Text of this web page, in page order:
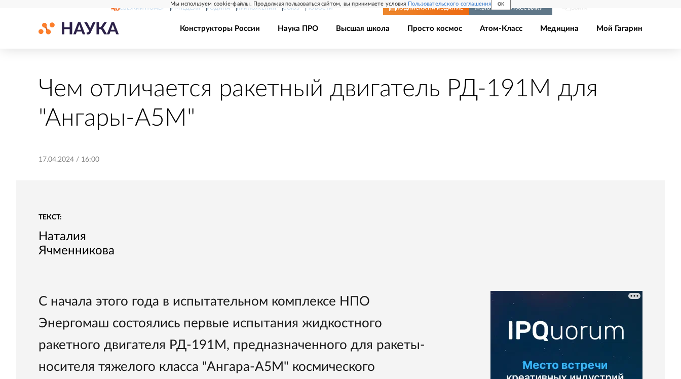
Мы используем cookie-файлы. Продолжая пользоваться сайтом, вы принимаете условия Пользовательского соглашения OK
СВЕЖИЙ НОМЕР РГ-НЕДЕЛЯ РОДИНА ПРИЛОЖЕНИЯ СОЮЗ НОВОСТИ ПОДПИСКА НА ИЗДАНИЕ ВКЛЮЧИТЬ РАССЫЛКУ
Конструкторы России Наука ПРО Высшая школа Просто космос Атом-Класс Медицина Мой Гагарин
Чем отличается ракетный двигатель РД-191М для
"Ангары-А5М"
17.04.2024 / 16:00
ТЕКСТ:
Наталия
Ячменникова
С начала этого года в испытательном комплексе НПО
Энергомаш состоялись первые испытания жидкостного
ракетного двигателя РД-191М, предназначенного для ракеты-
носителя тяжелого класса "Ангара-А5М" космического